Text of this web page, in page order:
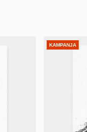
KAMPANJA